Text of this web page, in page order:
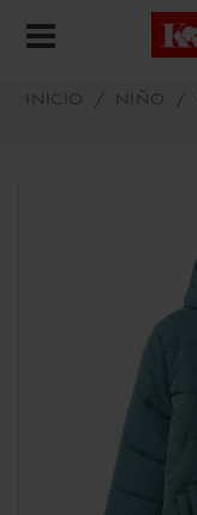
INICIO / NIÑO /